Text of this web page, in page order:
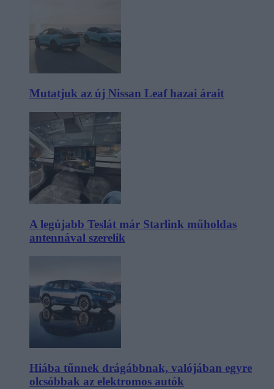
Mutatjuk az új Nissan Leaf hazai árait
A legújabb Teslát már Starlink műholdas
antennával szerelik
Hiába tűnnek drágábbnak, valójában egyre
olcsóbbak az elektromos autók